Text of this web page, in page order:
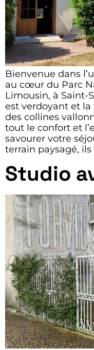
Bienvenue dans
au cœur du Parc
Limousin, à Saint-
est verdoyant et
des collines
tout le confort et
savourer votre
terrain paysagé,
Studio